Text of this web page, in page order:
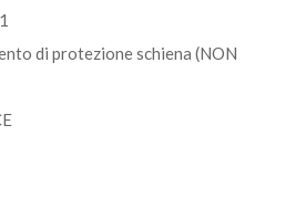
di protezione schiena (NON